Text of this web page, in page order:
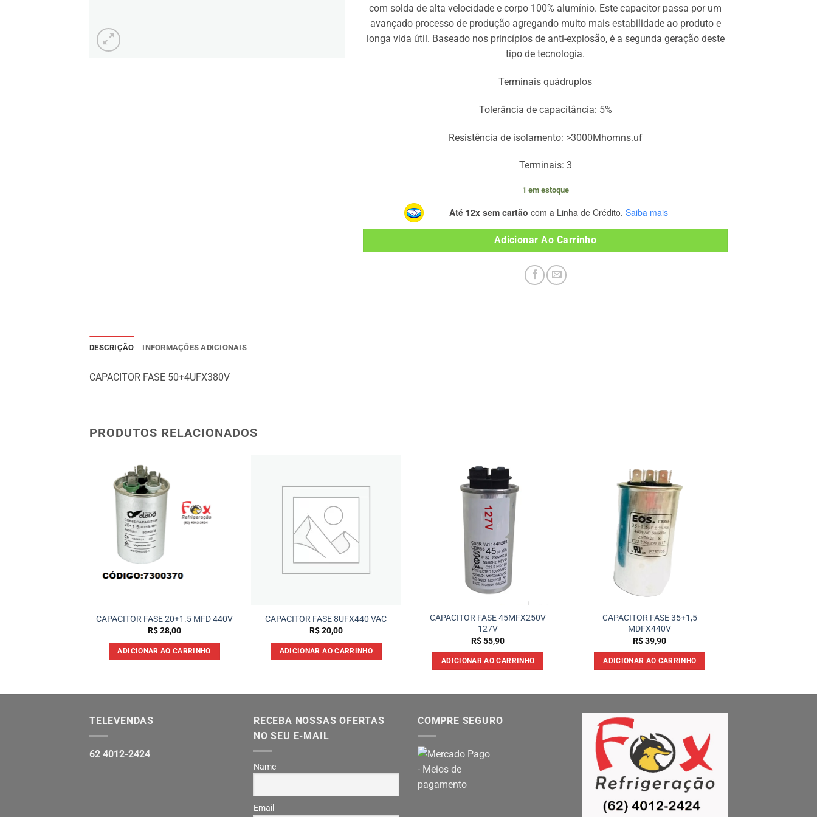
com solda de alta velocidade e corpo 100% alumínio. Este capacitor passa por um
avançado processo de produção agregando muito mais estabilidade ao produto e
longa vida útil. Baseado nos princípios de anti-explosão, é a segunda geração deste
tipo de tecnologia.
Terminais quádruplos
Tolerância de capacitância: 5%
Resistência de isolamento: >3000Mhomns.uf
Terminais: 3
1 em estoque
Até 12x sem cartão com a Linha de Crédito. Saiba mais
Adicionar Ao Carrinho
DESCRIÇÃO INFORMAÇÕES ADICIONAIS
CAPACITOR FASE 50+4UFX380V
PRODUTOS RELACIONADOS
CAPACITOR FASE 20+1.5 MFD 440V
R$28,00
ADICIONAR AO CARRINHO
CAPACITOR FASE 8UFX440 VAC
R$20,00
ADICIONAR AO CARRINHO
CAPACITOR FASE 45MFX250V
127V
R$55,90
ADICIONAR AO CARRINHO
CAPACITOR FASE 35+1,5
MDFX440V
R$39,90
ADICIONAR AO CARRINHO
TELEVENDAS
62 4012-2424
RECEBA NOSSAS OFERTAS
NO SEU E-MAIL
Name
Email
COMPRE SEGURO